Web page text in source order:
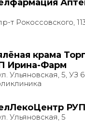
т Рокоссовского,
крама
Ирина-Фарм
Ульяновская, 5, УЗ
Ульяновская, 5